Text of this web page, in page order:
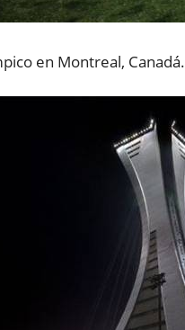
en Montreal, Canadá.